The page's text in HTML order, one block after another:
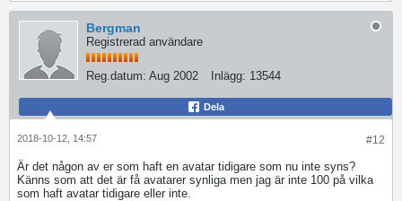
Bergman
Registrerad användare
Reg.datum: Aug 2002 Inlägg: 13544
Dela
#12
2018-10-12, 14:57
Är det någon av er som haft en avatar tidigare som nu inte syns?
Känns som att det är få avatarer synliga men jag är inte 100 på vilka
som haft avatar tidigare eller inte.